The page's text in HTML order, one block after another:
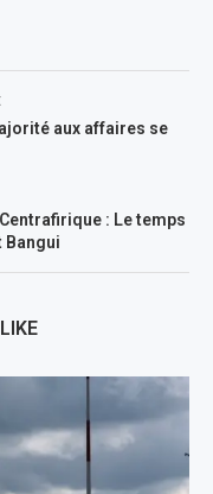
aux affaires se
: Le temps
Bangui